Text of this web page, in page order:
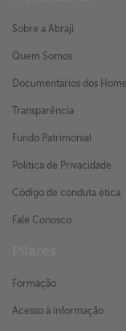
Sobre a Abraji
Quem Somos
Documentários dos
Transparência
Fundo Patrimonial
Política de Privacidade
Código de conduta ética
Fale Conosco
Formação
Acesso à informação